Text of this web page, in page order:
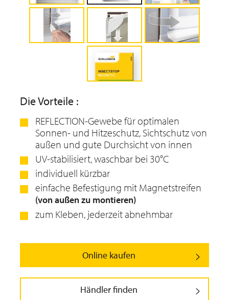
Die Vorteile :
REFLECTION-Gewebe für optimalen
Sonnen- und Hitzeschutz, Sichtschutz von
außen und gute Durchsicht von innen
UV-stabilisiert, waschbar bei 30°C
individuell kürzbar
einfache Befestigung mit Magnetstreifen
(von außen zu montieren)
zum Kleben, jederzeit abnehmbar
Online kaufen
Händler finden